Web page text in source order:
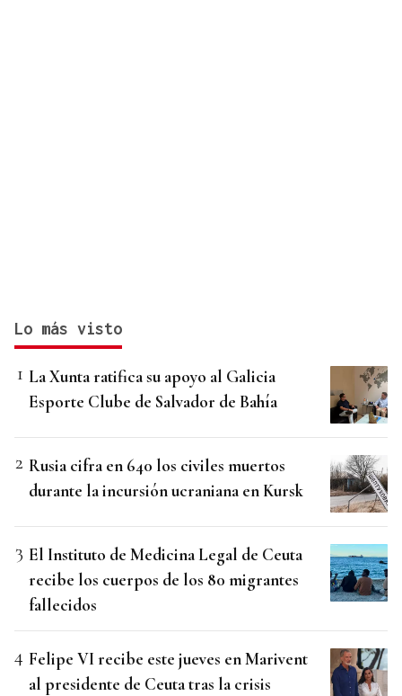
Lo más visto
La Xunta ratifica su apoyo al Galicia
Esporte Clube de Salvador de Bahía
Rusia cifra en 640 los civiles muertos
durante la incursión ucraniana en Kursk
El Instituto de Medicina Legal de Ceuta
recibe los cuerpos de los 80 migrantes
fallecidos
Felipe VI recibe este jueves en Marivent
al presidente de Ceuta tras la crisis